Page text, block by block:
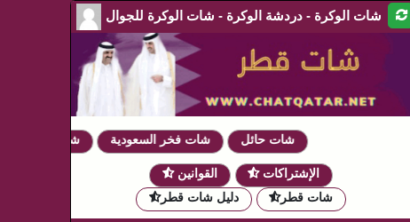
شات الوكرة - دردشة الوكرة - شات الوكرة للجوال
شات دموع العشاق شات فخر السعودية شات حائل
القوانين
الإشتراكات
دليل شات قطر
شات قطر